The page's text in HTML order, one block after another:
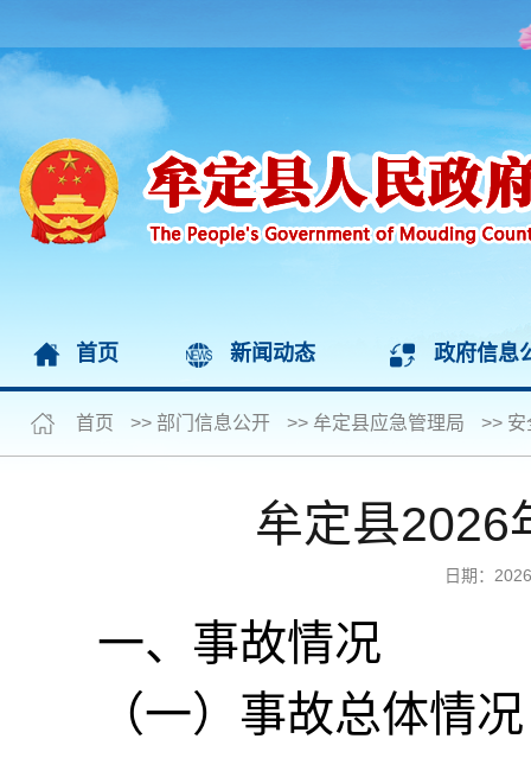
首页 新闻动态 政府信息
首页 >> 部门信息公开 >> 牟定县应急管理局 >> 安
牟定县2026
日期：
一、事故情况
（一）事故总体情况